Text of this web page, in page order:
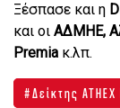
Ξέσπασε και η
και οι ΑΔΜΗΕ,
Premia κ.λπ.
Δείκτης ATHEX